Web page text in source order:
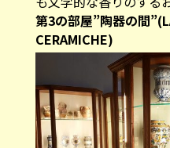
第3の部屋”陶器の間
CERAMICHE)